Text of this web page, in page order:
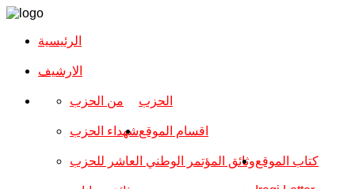
الرئيسية
الارشیف
الحزب من الحزب
شهداء الحزب
وثائق المؤتمر الوطني العاشر للحزب
اقسام الموقع
كتاب الموقع